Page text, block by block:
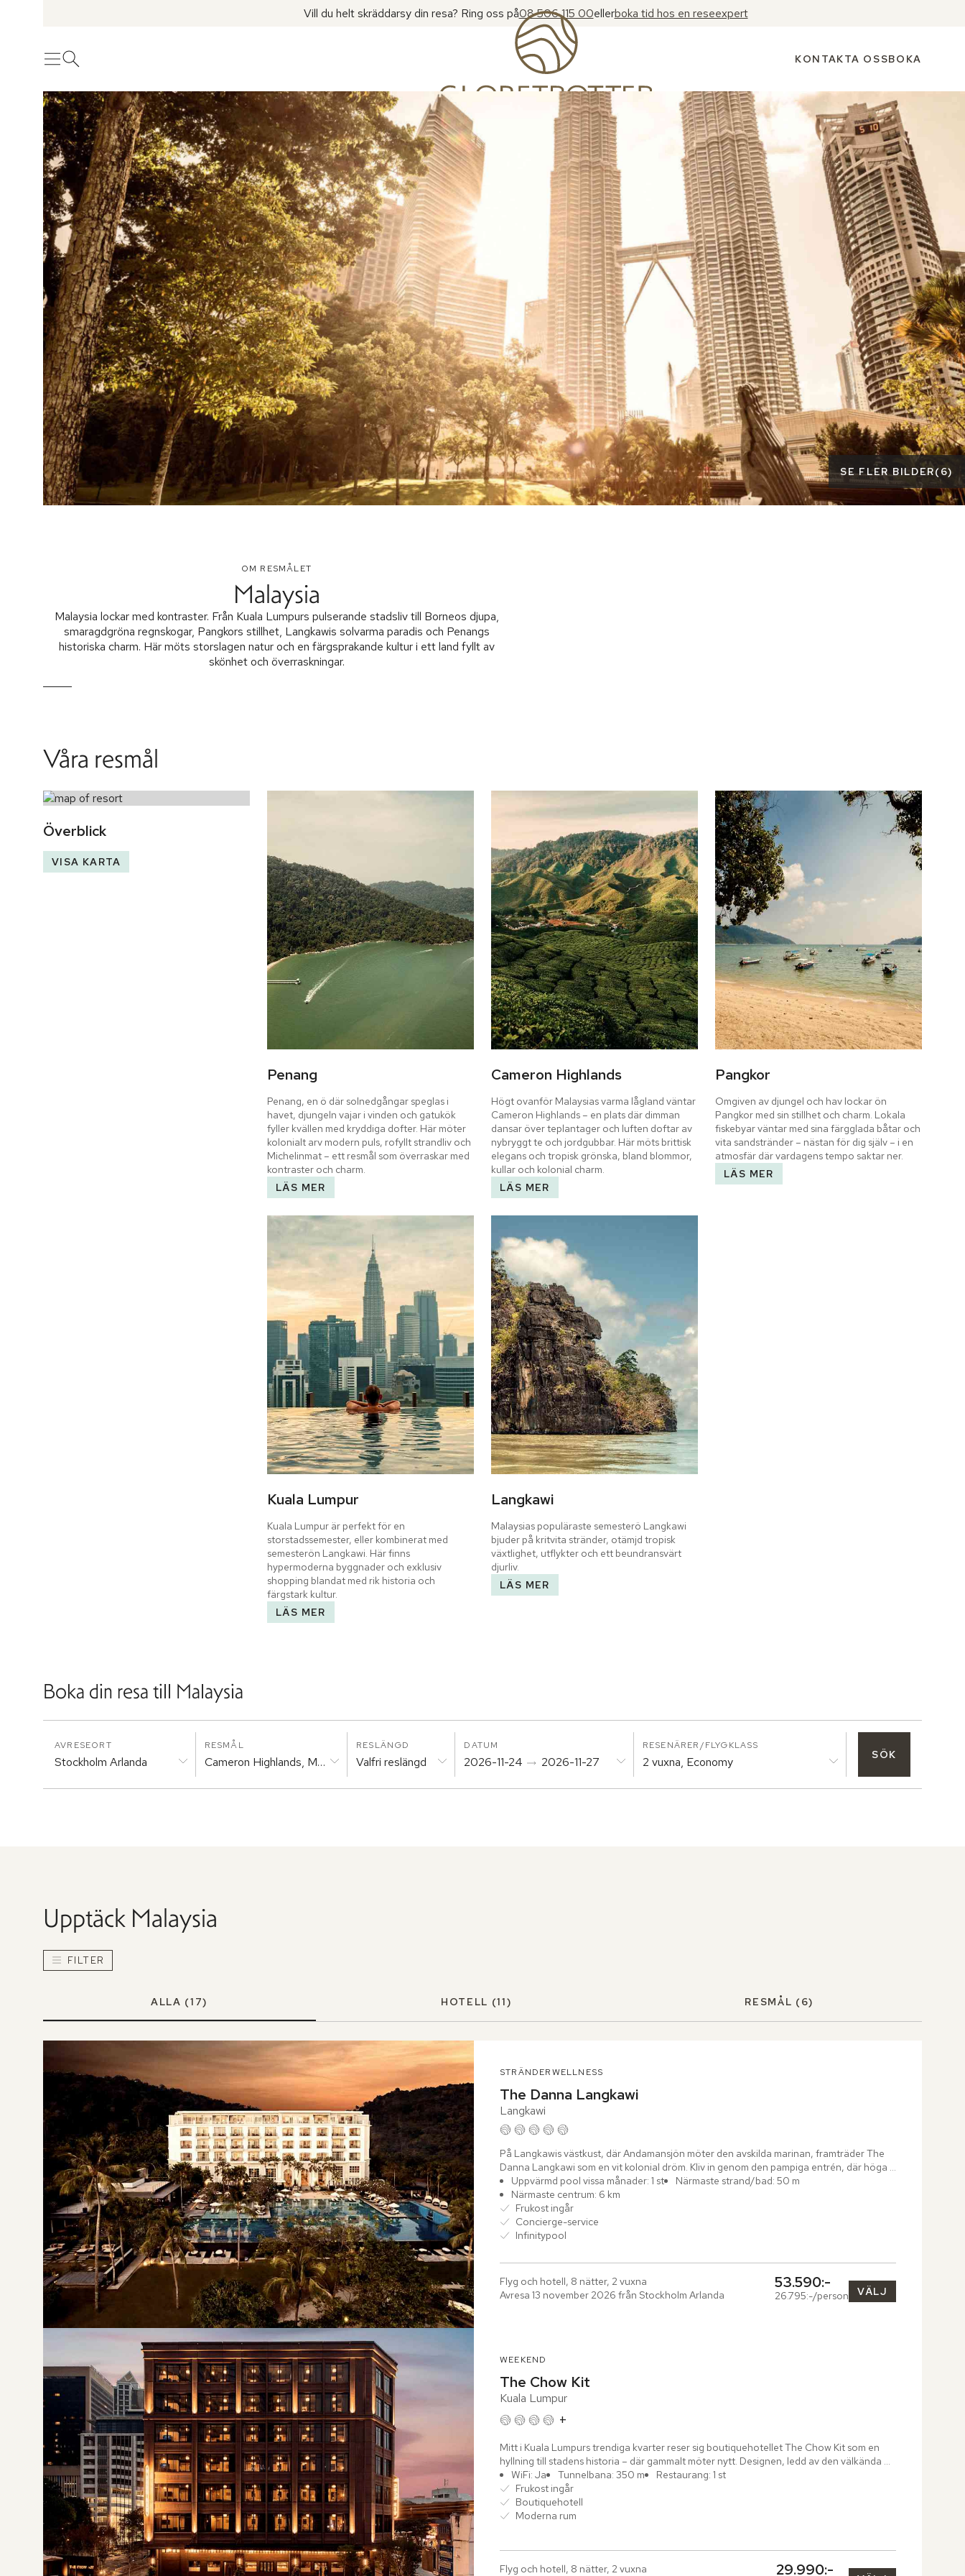
Vill du helt skräddarsy din resa? Ring oss på08 506 115 00ellerboka tid hos en reseexpert
MenyÖppna sök KONTAKTA OSSBOKA
Se fler bilder
SE FLER BILDER(6)
OM RESMÅLET
Malaysia
Malaysia lockar med kontraster. Från Kuala Lumpurs pulserande stadsliv till Borneos djupa,
smaragdgröna regnskogar, Pangkors stillhet, Langkawis solvarma paradis och Penangs
historiska charm. Här möts storslagen natur och en färgsprakande kultur i ett land fyllt av
skönhet och överraskningar.
Våra resmål
Överblick
VISA KARTA
Penang
Penang, en ö där solnedgångar speglas i
havet, djungeln vajar i vinden och gatukök
fyller kvällen med kryddiga dofter. Här möter
kolonialt arv modern puls, rofyllt strandliv och
Michelinmat – ett resmål som överraskar med
kontraster och charm.
LÄS MER
Cameron Highlands
Högt ovanför Malaysias varma lågland väntar
Cameron Highlands – en plats där dimman
dansar över teplantager och luften doftar av
nybryggt te och jordgubbar. Här möts brittisk
elegans och tropisk grönska, bland blommor,
kullar och kolonial charm.
LÄS MER
Pangkor
Omgiven av djungel och hav lockar ön
Pangkor med sin stillhet och charm. Lokala
fiskebyar väntar med sina färgglada båtar och
vita sandstränder – nästan för dig själv – i en
atmosfär där vardagens tempo saktar ner.
LÄS MER
Kuala Lumpur
Kuala Lumpur är perfekt för en
storstadssemester, eller kombinerat med
semesterön Langkawi. Här finns
hypermoderna byggnader och exklusiv
shopping blandat med rik historia och
färgstark kultur.
LÄS MER
Langkawi
Malaysias populäraste semesterö Langkawi
bjuder på kritvita stränder, otämjd tropisk
växtlighet, utflykter och ett beundransvärt
djurliv.
LÄS MER
Boka din resa till Malaysia
AVRESEORT
Stockholm Arlanda
RESMÅL
Cameron Highlands, Malaysia
RESLÄNGD
Valfri reslängd
DATUM
2026-11-24 2026-11-27
RESENÄRER/FLYGKLASS
2 vuxna, Economy SÖK
Upptäck Malaysia
FILTER
ALLA (17) HOTELL (11) RESMÅL (6)
STRÄNDERWELLNESS
The Danna Langkawi
Langkawi
På Langkawis västkust, där Andamansjön möter den avskilda marinan, framträder The
Danna Langkawi som en vit kolonial dröm. Kliv in genom den pampiga entrén, där höga
valv,...Uppvärmd pool vissa månader: 1 st
Närmaste strand/bad: 50 m
Närmaste centrum: 6 km
Frukost ingår
Concierge-service
Infinitypool
Flyg och hotell, 8 nätter, 2 vuxna
Avresa 13 november 2026 från Stockholm Arlanda
53.590:-
26.795:-/person VÄLJ
WEEKEND
The Chow Kit
Kuala Lumpur
+
Mitt i Kuala Lumpurs trendiga kvarter reser sig boutiquehotellet The Chow Kit som en
hyllning till stadens historia – där gammalt möter nytt. Designen, ledd av den välkända
New...
WiFi: Ja Tunnelbana: 350 m
Restaurang: 1 st
Frukost ingår
Boutiquehotell
Moderna rum
Flyg och hotell, 8 nätter, 2 vuxna
29.990:-